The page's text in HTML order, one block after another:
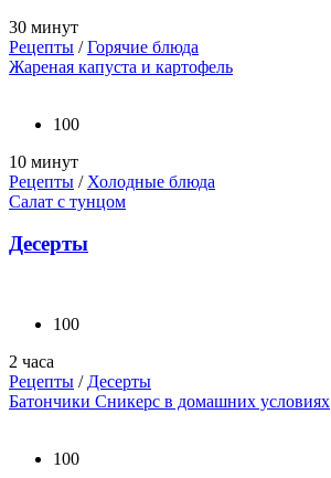
30 минут
Рецепты /Горячие блюда
Жареная капуста и картофель
100
10 минут
Рецепты / Холодные блюда
Салат с тунцом
Десерты
100
2 часа
Рецепты / Десерты
Батончики Сникерс в домашних условиях
100